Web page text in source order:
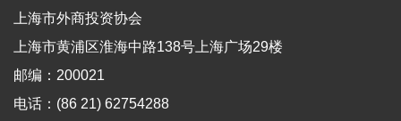
上海市外商投资协会
上海市黄浦区淮海中路138号上海广场29楼
邮编：200021
电话：(86 21) 62754288